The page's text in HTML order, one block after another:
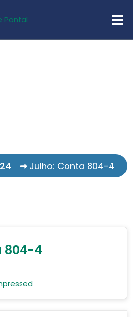
Julho: Conta 804-4
804-4